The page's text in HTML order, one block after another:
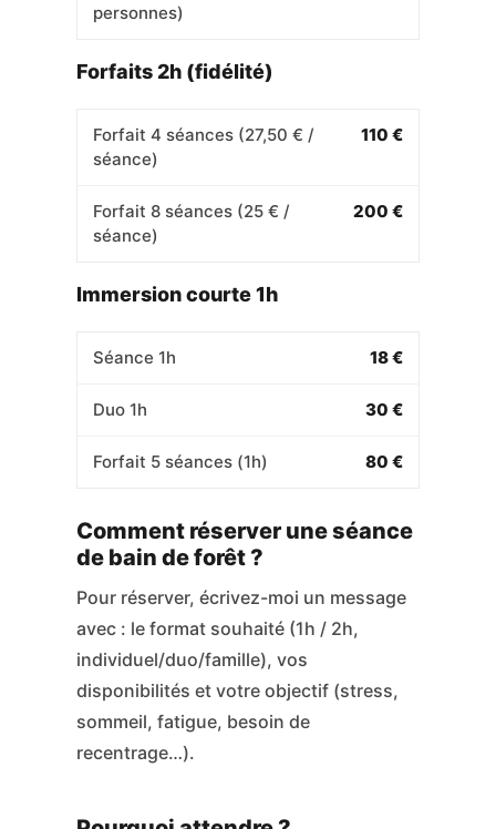
personnes)
Forfaits 2h (fidélité)
Forfait 4 séances (27,50 € /
séance)
110 €
Forfait 8 séances (25 € /
séance)
200 €
Immersion courte 1h
Séance 1h 18 €
Duo 1h 30 €
Forfait 5 séances (1h) 80 €
Comment réserver une séance
de bain de forêt ?
Pour réserver, écrivez-moi un message
avec : le format souhaité (1h / 2h,
individuel/duo/famille), vos
disponibilités et votre objectif (stress,
sommeil, fatigue, besoin de
recentrage…).